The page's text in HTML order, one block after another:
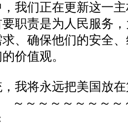
我们正在更新这一
职责是为人民服务
、确保他们的安全
价值观。
我将永远把美国放
～～～～～～～～～